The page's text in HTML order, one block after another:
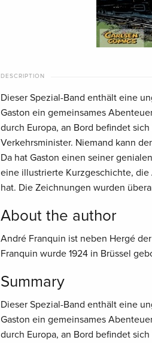
DESCRIPTION
Dieser Spezial-Band enthält eine
Gaston ein gemeinsames
durch Europa, an Bord befindet
Verkehrsminister. Niemand kann
Da hat Gaston einen seiner
eine illustrierte Kurzgeschichte, die
hat. Die Zeichnungen wurden
About the author
André Franquin ist neben Hergé
Franquin wurde 1924 in Brüssel
Summary
Dieser Spezial-Band enthält eine
Gaston ein gemeinsames
durch Europa, an Bord befindet